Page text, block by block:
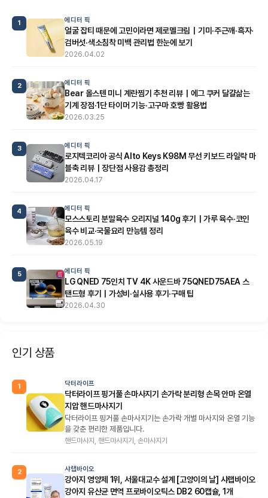
1 에디터 픽
얼굴 잡티 때문에 고민이라면 제로멜크림｜기미·주근깨·흑자·
검버섯·색소침착 미백 관리법 한눈에 보기
2026.04.02
2 에디터 픽
Bear 올스텐 미니 계란찜기 추천 리뷰｜에그 쿠커 달걀삶는
기계 장점·1단 타이머 기능·고구마 호빵 활용법
2026.03.25
3 에디터 픽
로지텍코리아 공식 Alto Keys K98M 무선 키보드 라일락 마
블축 리뷰｜장단점 사용감 총정리
2026.04.17
4 에디터 픽
모스스토리 분말육수 오리지널 140g 후기｜가루 육수·코인
육수 비교·국물요리 만능템 정리
2026.05.19
5 에디터 픽
LG QNED 75인치 TV 4K 사운드바 75QNED75AEA 스
탠드형 후기｜가성비·실사용 후기·구매 팁
2026.04.30
인기 상품
1 닥터라이프
닥터라이프 핑거풀 손마사지기 손가락 분리형 손목 안마 온열
지압 핸드마사지기
닥터라이프 핑거풀 손마사지기는 손가락 개별 마사지와 온열 기능
을 갖춘 편리한 제품입니다.
핸드마사지, 핸드마사지기, 손마사지기
2 샤랩바이오
강아지 영양제 1위, 서울대교수 설계 [고양이의 날] 샤랩바이오
강아지 유산균 면역 프로바이오틱스 DB2 60캡슐, 1개